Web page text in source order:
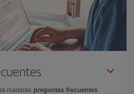
nuestras preguntas frecuentes